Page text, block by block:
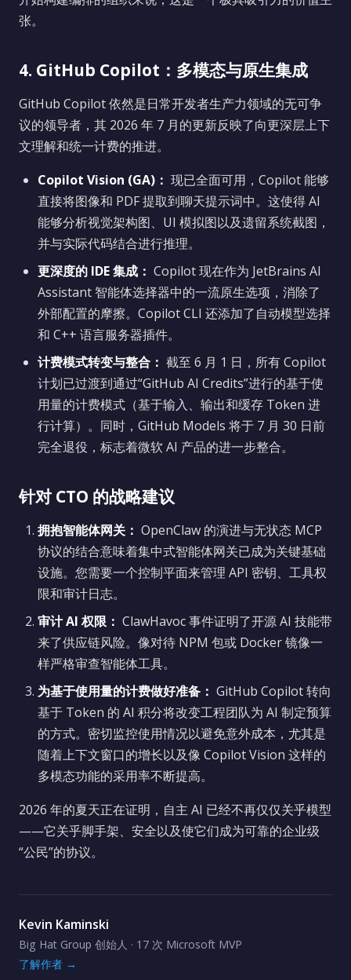
张。
4. GitHub Copilot：多模态与原生集成
GitHub Copilot 依然是日常开发者生产力领域的无可争
议的领导者，其 2026 年 7 月的更新反映了向更深层上下
文理解和统一计费的推进。
Copilot Vision (GA)： 现已全面可用，Copilot 能够
直接将图像和 PDF 提取到聊天提示词中。这使得 AI
能够分析视觉架构图、UI 模拟图以及遗留系统截图，
并与实际代码结合进行推理。
更深度的 IDE 集成： Copilot 现在作为 JetBrains AI
Assistant 智能体选择器中的一流原生选项，消除了
外部配置的摩擦。Copilot CLI 还添加了自动模型选择
和 C++ 语言服务器插件。
计费模式转变与整合： 截至 6 月 1 日，所有 Copilot
计划已过渡到通过“GitHub AI Credits”进行的基于使
用量的计费模式（基于输入、输出和缓存 Token 进
行计算）。同时，GitHub Models 将于 7 月 30 日前
完全退役，标志着微软 AI 产品的进一步整合。
针对 CTO 的战略建议
拥抱智能体网关： OpenClaw 的演进与无状态 MCP
协议的结合意味着集中式智能体网关已成为关键基础
设施。您需要一个控制平面来管理 API 密钥、工具权
限和审计日志。
审计 AI 权限： ClawHavoc 事件证明了开源 AI 技能带
来了供应链风险。像对待 NPM 包或 Docker 镜像一
样严格审查智能体工具。
为基于使用量的计费做好准备： GitHub Copilot 转向
基于 Token 的 AI 积分将改变工程团队为 AI 制定预算
的方式。密切监控使用情况以避免意外成本，尤其是
随着上下文窗口的增长以及像 Copilot Vision 这样的
多模态功能的采用率不断提高。
2026 年的夏天正在证明，自主 AI 已经不再仅仅关乎模型
——它关乎脚手架、安全以及使它们成为可靠的企业级
“公民”的协议。
Kevin Kaminski
Big Hat Group 创始人 · 17 次 Microsoft MVP
了解作者 →